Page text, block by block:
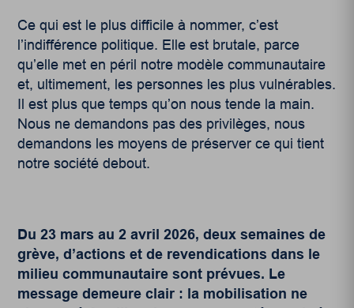
Ce qui est le plus difficile à nommer, c’est
l’indifférence politique. Elle est brutale, parce
qu’elle met en péril notre modèle communautaire
et, ultimement, les personnes les plus vulnérables.
Il est plus que temps qu’on nous tende la main.
Nous ne demandons pas des privilèges, nous
demandons les moyens de préserver ce qui tient
notre société debout.
Du 23 mars au 2 avril 2026, deux semaines de
grève, d’actions et de revendications dans le
milieu communautaire sont prévues. Le
message demeure clair : la mobilisation ne